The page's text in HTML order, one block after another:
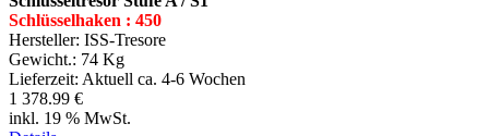
Schlüsselhaken : 450
Hersteller: ISS-Tresore
Gewicht.: 74 Kg
Lieferzeit: Aktuell ca. 4-6 Wochen
1 378.99 €
inkl. 19 % MwSt.